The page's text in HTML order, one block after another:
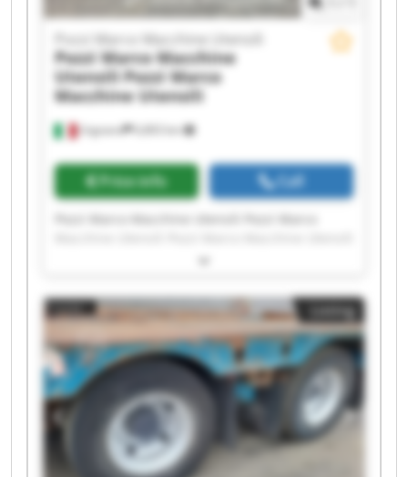
Urgnano 6,803 km
Pozzi Marco Macchine Utensili
Pozzi Marco Macchine
Utensili Pozzi Marco
Macchine Utensili
Price info Call
Pozzi Marco Macchine Utensili Pozzi Marco
Pozzi Marco Macchine Utensili Pozzi Marco
Pozzi Marco Macchine Utensili Pozzi Marco
Macchine Utensili Pozzi Marco Macchine Utensili
Pozzi Marco Macchine Utensili Pozzi Marco
Macchine Utensili Pozzi Marco Macchine Utensili
Pozzi Marco Macchine Utensili Pozzi Marco
Macchine Utensili Pozzi Marco Macchine Utensili
Pozzi Marco Macchine Utensili Pozzi Marco
Macchine Utensili Pozzi Marco Macchine Utensili
Pozzi Marco Macchine Utensili Pozzi Marco
Macchine Utensili
Listing